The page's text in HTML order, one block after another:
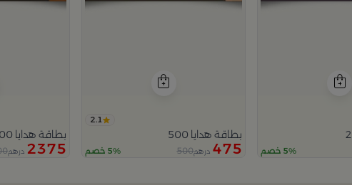
5% خصم
2.1
بطاقة هدايا 500
475 درهم500 5% خصم
بطاقة هدايا 2500
2375 درهم